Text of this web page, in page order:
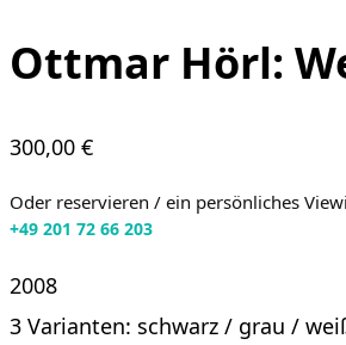
Ottmar Hörl:
300,00 €
Oder reservieren / ein persönliches
+49 201 72 66 203
2008
3 Varianten: schwarz / grau /